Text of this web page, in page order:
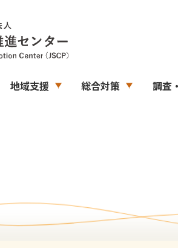
地域支援 総合対策 調査